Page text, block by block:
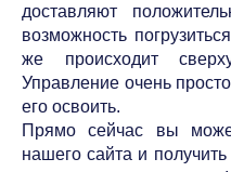
доставляют
возможность
же происходит
Управление очень
его освоить.
Прямо сейчас вы
нашего сайта и